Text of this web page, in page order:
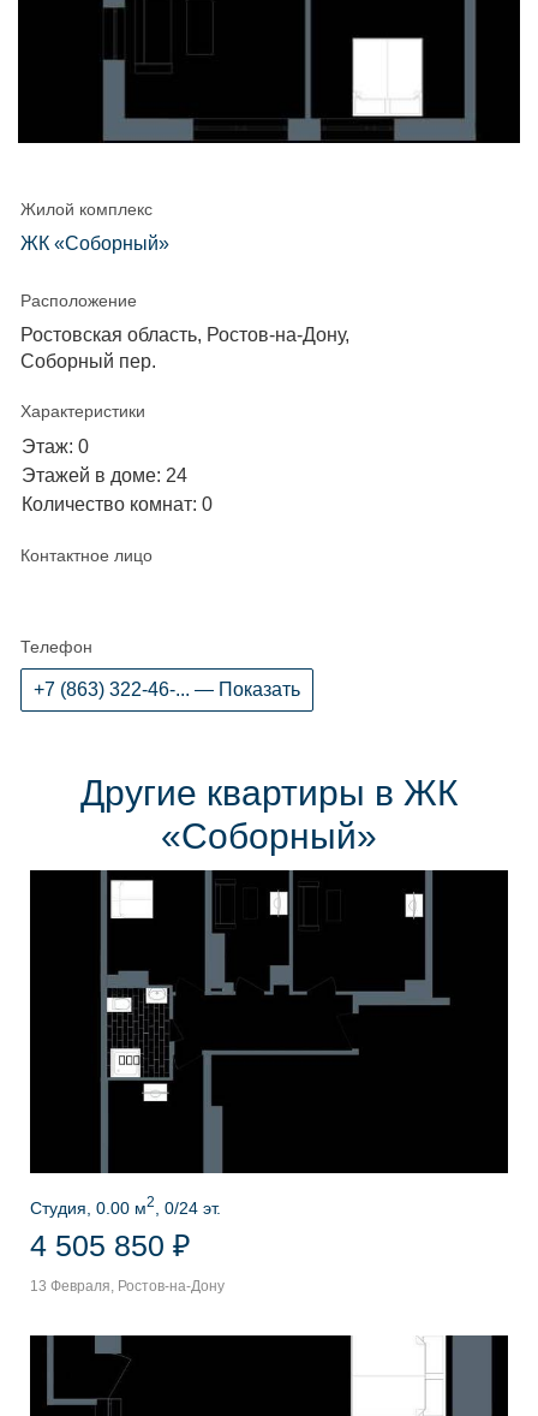
Жилой комплекс
ЖК «Соборный»
Расположение
Ростовская область, Ростов-на-Дону,
Соборный пер.
Характеристики
Этаж: 0
Этажей в доме: 24
Количество комнат: 0
Контактное лицо
Телефон
+7 (863) 322-46-... — Показать
Другие квартиры в ЖК
«Соборный»
Студия, 0.00 м2 , 0/24 эт.
4 505 850 ₽
13 Февраля, Ростов-на-Дону